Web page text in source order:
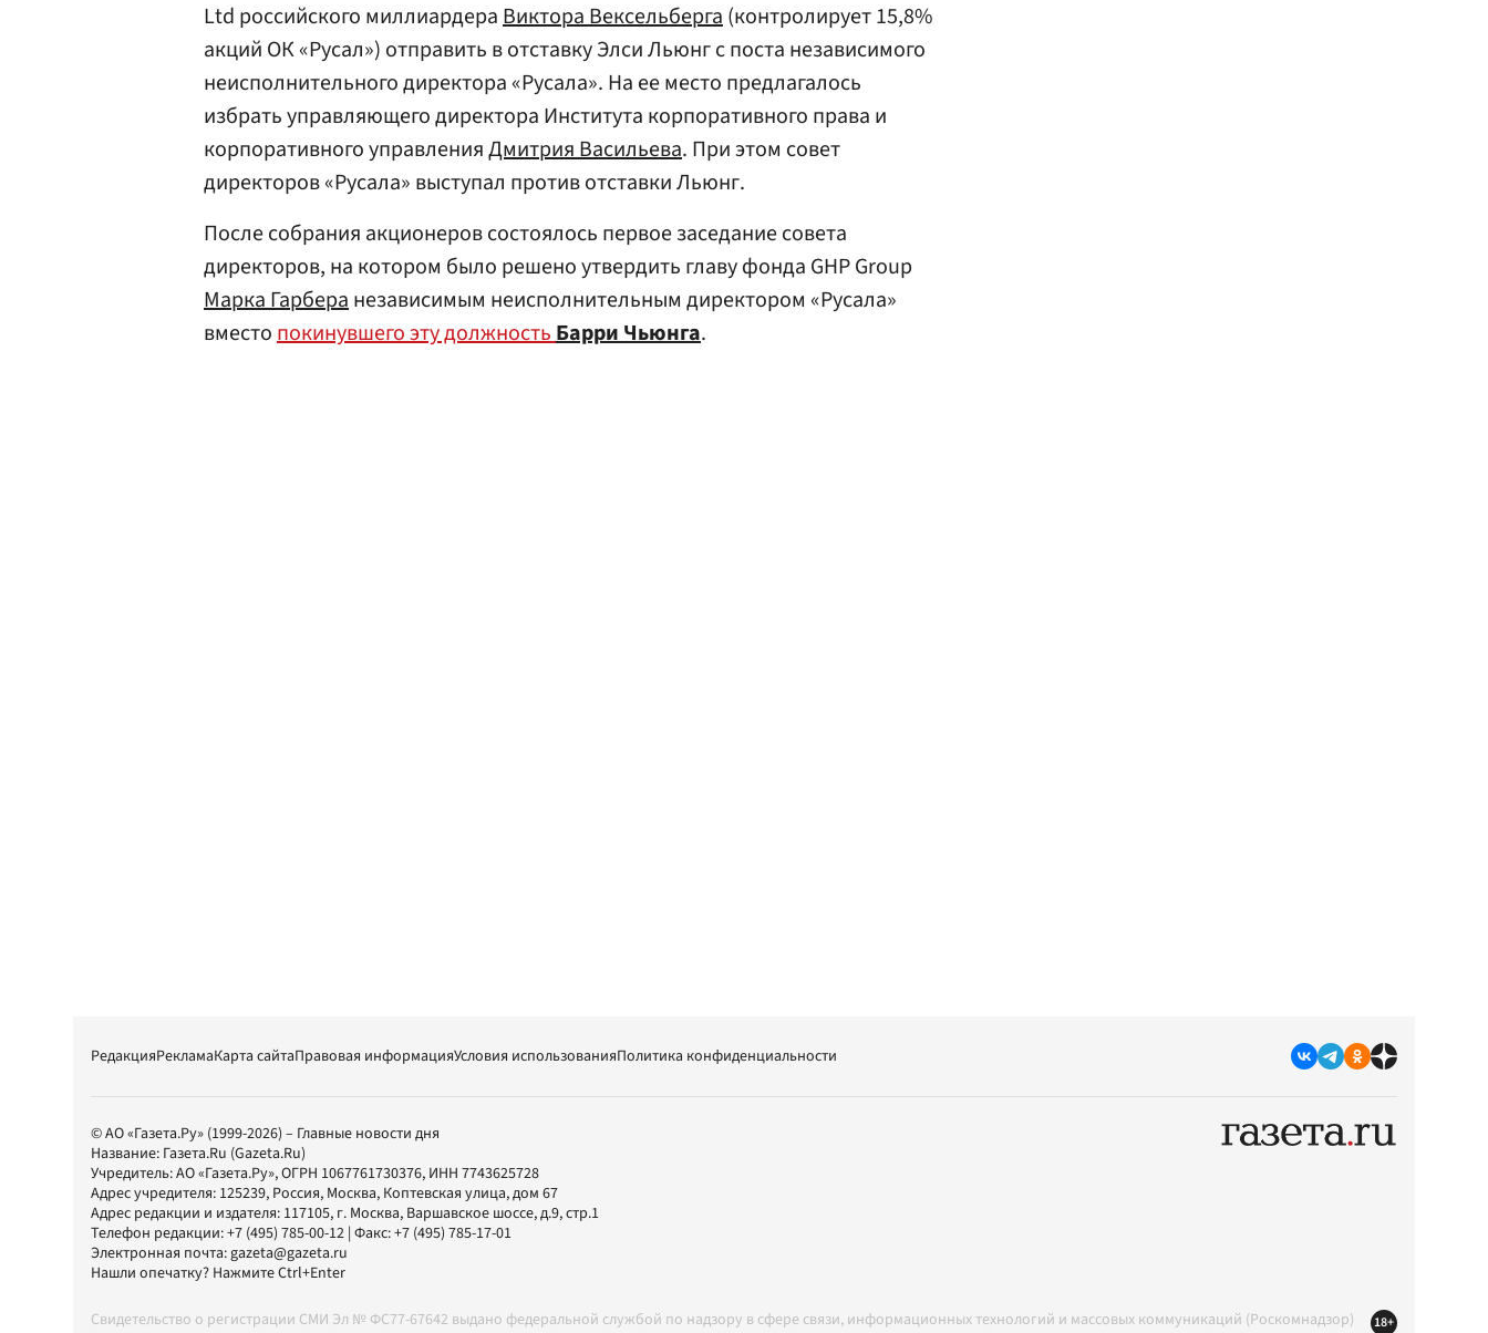
Ltd российского миллиардераВиктора Вексельберга(контролирует 15,8%
акций ОК «Русал») отправить в отставку Элси Льюнг с поста независимого
неисполнительного директора «Русала». На ее место предлагалось
избрать управляющего директора Института корпоративного права и
корпоративного управленияДмитрия Васильева. При этом совет
директоров «Русала» выступал против отставки Льюнг.
После собрания акционеров состоялось первое заседание совета
директоров, на котором было решено утвердить главу фонда GHP Group
Марка Гарберанезависимым неисполнительным директором «Русала»
вместопокинувшего эту должностьБарри Чьюнга.
РедакцияРекламаКарта сайтаПравовая информацияУсловия использованияПолитика конфиденциальности
© АО «Газета.Ру» (1999-2026) – Главные новости дня
Название: Газета.Ru (Gazeta.Ru)
Учредитель:АО «Газета.Ру», ОГРН 1067761730376, ИНН 7743625728
Адрес учредителя: 125239, Россия, Москва, Коптевская улица, дом 67
Адрес редакции и издателя: 117105, г. Москва, Варшавское шоссе, д.9, стр.1
Телефон редакции:+7 (495) 785-00-12 | Факс:+7 (495) 785-17-01
Электронная почта:gazeta@gazeta.ru
Нашли опечатку? Нажмите Ctrl+Enter
Свидетельство о регистрации СМИ Эл № ФС77-67642 выдано федеральной службой по надзору в сфере связи, информационных технологий и массовых коммуникаций (Роскомнадзор)
18+